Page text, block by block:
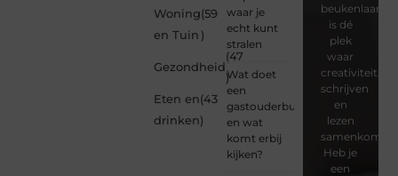
Woning
en Tuin
(59
)
Gezondheid
(47
)
Eten en
drinken
(43
)
waar je
echt kunt
stralen
Wat doet
een
gastouderbureau
en wat
komt erbij
kijken?
beukenlaan.nl
is dé
plek
waar
creativiteit,
schrijven
en
lezen
samenkomen.
Heb je
een